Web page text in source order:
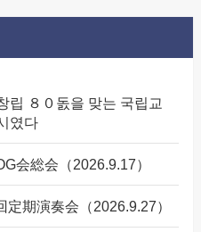
립 ８０돐을 맞는 국립교
였다
会総会（2026.9.17）
期演奏会（2026.9.27）